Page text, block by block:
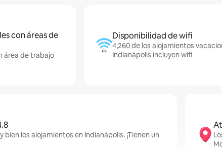
con áreas de
área de trabajo
Disponibilidad de wifi
4,260 de los alojamientos
Indianápolis incluyen wifi
bien los alojamientos en Indianápolis. ¡Tienen un